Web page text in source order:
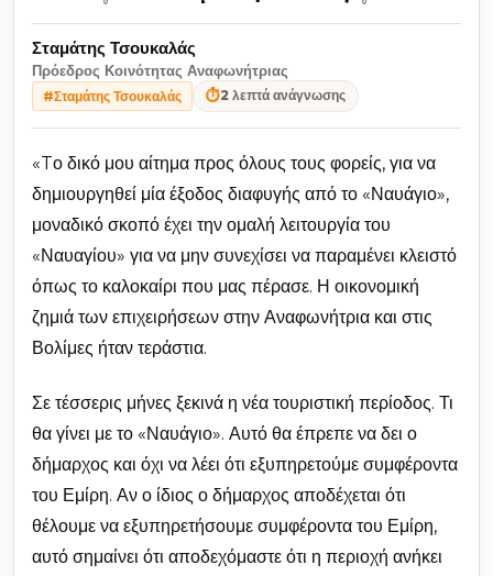
Σταμάτης Τσουκαλάς
Πρόεδρος Κοινότητας Αναφωνήτριας
#Σταμάτης Τσουκαλάς ⏱2 λεπτά ανάγνωσης
«Tο δικό μου αίτημα προς όλους τους φορείς, για να
δημιουργηθεί μία έξοδος διαφυγής από το «Ναυάγιο»,
μοναδικό σκοπό έχει την ομαλή λειτουργία του
«Ναυαγίου» για να μην συνεχίσει να παραμένει κλειστό
όπως το καλοκαίρι που μας πέρασε. Η οικονομική
ζημιά των επιχειρήσεων στην Αναφωνήτρια και στις
Βολίμες ήταν τεράστια.
Σε τέσσερις μήνες ξεκινά η νέα τουριστική περίοδος. Τι
θα γίνει με το «Ναυάγιο». Αυτό θα έπρεπε να δει ο
δήμαρχος και όχι να λέει ότι εξυπηρετούμε συμφέροντα
του Εμίρη. Αν ο ίδιος ο δήμαρχος αποδέχεται ότι
θέλουμε να εξυπηρετήσουμε συμφέροντα του Εμίρη,
αυτό σημαίνει ότι αποδεχόμαστε ότι η περιοχή ανήκει